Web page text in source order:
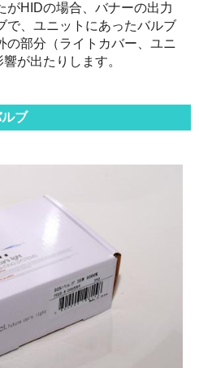
がHIDの場合、バナーの出力
で、ユニットにあったバルブ
の部分（ライトカバー、ユニ
が出たりします。
ブ